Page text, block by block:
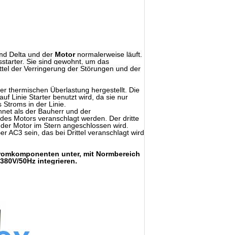
Delta und der Motornormalerweise läuft.
Sie sind gewohnt, um das
der Verringerung der Störungen und der
thermischen Überlastung hergestellt. Die
Linie Starter benutzt wird, da sie nur
in der Linie.
als der Bauherr und der
Motors veranschlagt werden. Der dritte
Motor im Stern angeschlossen wird.
AC3 sein, das bei Drittel veranschlagt wird
unter, mit Normbereich
50Hz integrieren.